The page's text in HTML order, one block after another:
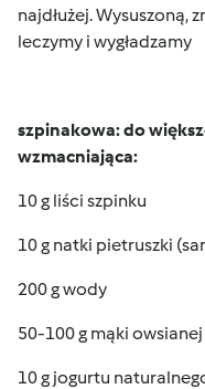
najdłużej. Wysuszoną,
leczymy i wygładzamy
szpinakowa: do
wzmacniająca:
10 g liści szpinku
10 g natki pietruszki
200 g wody
50-100 g mąki owsianej
10 g jogurtu